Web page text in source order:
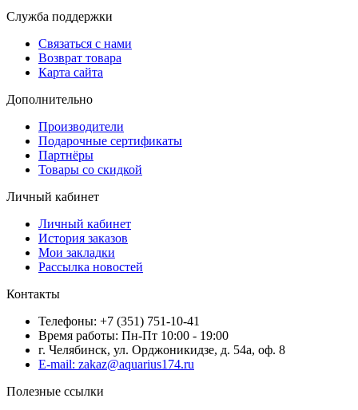
Служба поддержки
Связаться с нами
Возврат товара
Карта сайта
Дополнительно
Производители
Подарочные сертификаты
Партнёры
Товары со скидкой
Личный кабинет
Личный кабинет
История заказов
Мои закладки
Рассылка новостей
Контакты
Телефоны: +7 (351) 751-10-41
Время работы: Пн-Пт 10:00 - 19:00
г. Челябинск, ул. Орджоникидзе, д. 54а, оф. 8
E-mail: zakaz@aquarius174.ru
Полезные ссылки